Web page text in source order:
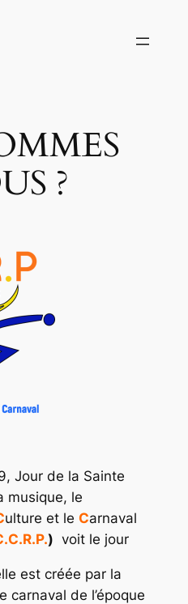
?
Jour de la Sainte
musique, le
ulture et le Carnaval
) voit le jour
est créée par la
carnaval de l’époque